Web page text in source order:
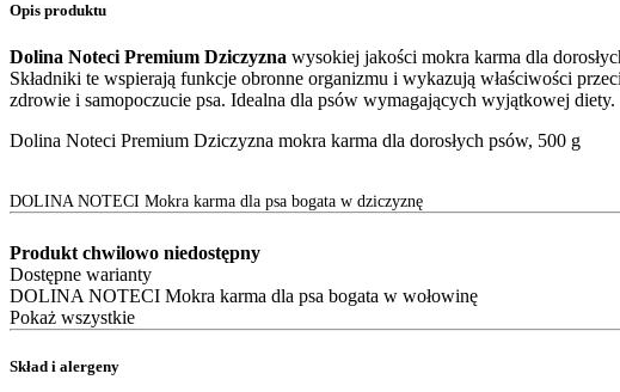
Opis produktu
Dolina Noteci Premium Dziczyzna wysokiej jakości mokra karma dla
Składniki te wspierają funkcje obronne organizmu i wykazują właściwości
zdrowie i samopoczucie psa. Idealna dla psów wymagających wyjątkowej diety.
Dolina Noteci Premium Dziczyzna mokra karma dla dorosłych psów, 500 g
DOLINA NOTECI Mokra karma dla psa bogata w dziczyznę
Produkt chwilowo niedostępny
Dostępne warianty
DOLINA NOTECI Mokra karma dla psa bogata w wołowinę
Pokaż wszystkie
Skład i alergeny